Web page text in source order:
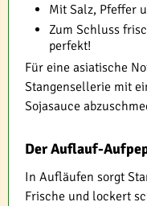
Mit Salz, Pfeffer
Zum Schluss
perfekt!
Für eine asiatische
Stangensellerie mit
Sojasauce
Der Auflauf-
In Aufläufen sorgt
Frische und lockert